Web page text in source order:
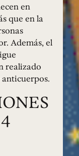
en
que en la
Además, el
realizado
anticuerpos.